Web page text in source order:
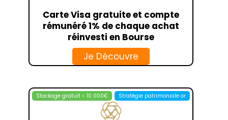
PILOTÉE
VIE
LA BANQUE POSTALE
PAYONEER
Carte Visa gratuite et compte
rémunéré 1% de chaque achat
réinvesti en Bourse
Je Découvre
Stockage gratuit < 10 000€ Stratégie patrimoniale or